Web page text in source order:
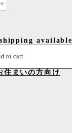
available
to cart
住まいの方向け